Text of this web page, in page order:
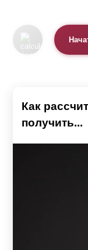
Как
получить...